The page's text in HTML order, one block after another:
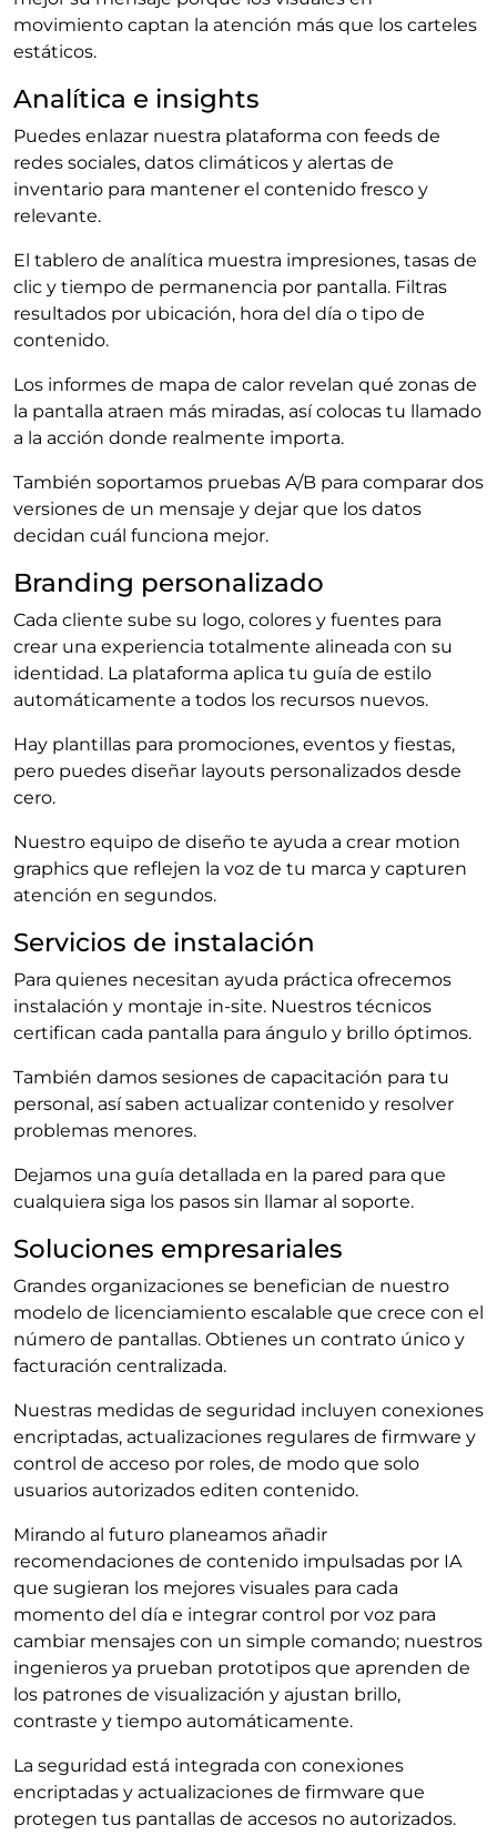
movimiento captan la atención más que los carteles
estáticos.
Analítica e insights
Puedes enlazar nuestra plataforma con feeds de
redes sociales, datos climáticos y alertas de
inventario para mantener el contenido fresco y
relevante.
El tablero de analítica muestra impresiones, tasas de
clic y tiempo de permanencia por pantalla. Filtras
resultados por ubicación, hora del día o tipo de
contenido.
Los informes de mapa de calor revelan qué zonas de
la pantalla atraen más miradas, así colocas tu llamado
a la acción donde realmente importa.
También soportamos pruebas A/B para comparar dos
versiones de un mensaje y dejar que los datos
decidan cuál funciona mejor.
Branding personalizado
Cada cliente sube su logo, colores y fuentes para
crear una experiencia totalmente alineada con su
identidad. La plataforma aplica tu guía de estilo
automáticamente a todos los recursos nuevos.
Hay plantillas para promociones, eventos y fiestas,
pero puedes diseñar layouts personalizados desde
cero.
Nuestro equipo de diseño te ayuda a crear motion
graphics que reflejen la voz de tu marca y capturen
atención en segundos.
Servicios de instalación
Para quienes necesitan ayuda práctica ofrecemos
instalación y montaje in‑site. Nuestros técnicos
certifican cada pantalla para ángulo y brillo óptimos.
También damos sesiones de capacitación para tu
personal, así saben actualizar contenido y resolver
problemas menores.
Dejamos una guía detallada en la pared para que
cualquiera siga los pasos sin llamar al soporte.
Soluciones empresariales
Grandes organizaciones se benefician de nuestro
modelo de licenciamiento escalable que crece con el
número de pantallas. Obtienes un contrato único y
facturación centralizada.
Nuestras medidas de seguridad incluyen conexiones
encriptadas, actualizaciones regulares de firmware y
control de acceso por roles, de modo que solo
usuarios autorizados editen contenido.
Mirando al futuro planeamos añadir
recomendaciones de contenido impulsadas por IA
que sugieran los mejores visuales para cada
momento del día e integrar control por voz para
cambiar mensajes con un simple comando; nuestros
ingenieros ya prueban prototipos que aprenden de
los patrones de visualización y ajustan brillo,
contraste y tiempo automáticamente.
La seguridad está integrada con conexiones
encriptadas y actualizaciones de firmware que
protegen tus pantallas de accesos no autorizados.